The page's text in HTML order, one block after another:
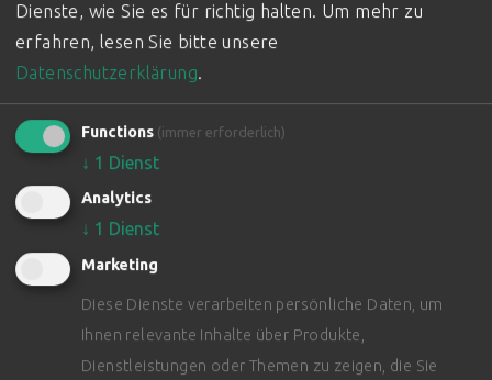
Dienste, wie Sie es für richtig halten. Um mehr zu
erfahren, lesen Sie bitte unsere
Datenschutzerklärung.
Functions (immer erforderlich)
↓ 1 Dienst
Analytics
↓ 1 Dienst
Marketing
Diese Dienste verarbeiten persönliche Daten, um
Ihnen relevante Inhalte über Produkte,
Dienstleistungen oder Themen zu zeigen, die Sie